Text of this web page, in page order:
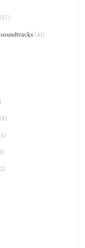
(17)
(41)